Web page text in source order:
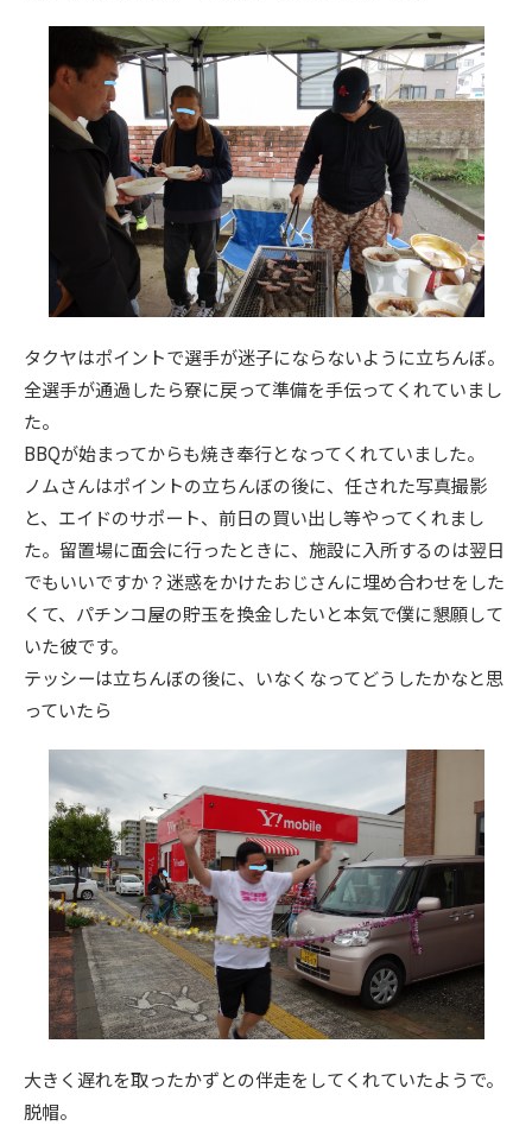
タクヤはポイントで選手が迷子にならないように立ちんぼ。
全選手が通過したら寮に戻って準備を手伝ってくれていまし
た。
BBQが始まってからも焼き奉行となってくれていました。
ノムさんはポイントの立ちんぼの後に、任された写真撮影
と、エイドのサポート、前日の買い出し等やってくれまし
た。留置場に面会に行ったときに、施設に入所するのは翌日
でもいいですか？迷惑をかけたおじさんに埋め合わせをした
くて、パチンコ屋の貯玉を換金したいと本気で僕に懇願して
いた彼です。
テッシーは立ちんぼの後に、いなくなってどうしたかなと思
っていたら
大きく遅れを取ったかずとの伴走をしてくれていたようで。
脱帽。